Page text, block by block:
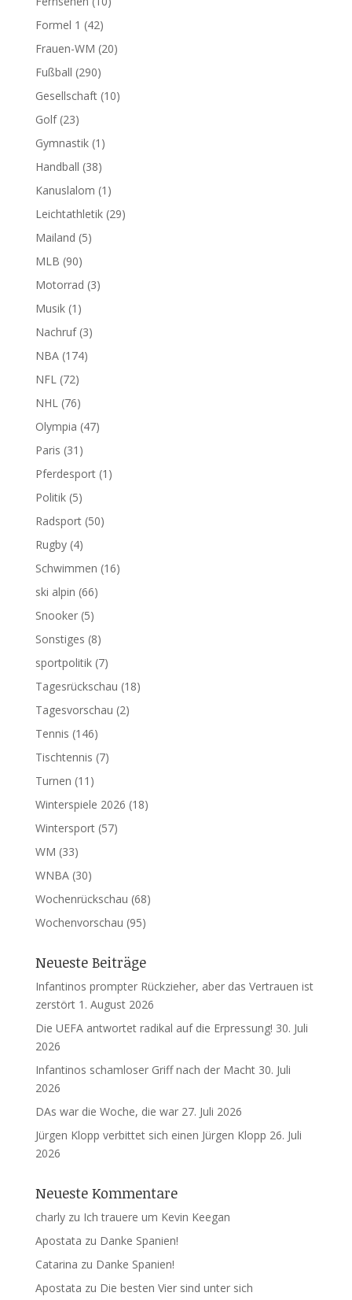
Formel 1 (42)
Frauen-WM (20)
Fußball (290)
Gesellschaft(10)
Golf(23)
Gymnastik(1)
Handball (38)
Kanuslalom (1)
Leichtathletik(29)
Mailand (5)
MLB (90)
Motorrad (3)
Musik(1)
Nachruf(3)
NBA(174)
NFL(72)
NHL(76)
Olympia (47)
Paris (31)
Pferdesport(1)
Politik(5)
Radsport(50)
Rugby(4)
Schwimmen (16)
ski alpin (66)
Snooker(5)
Sonstiges (8)
sportpolitik(7)
Tagesrückschau (18)
Tagesvorschau (2)
Tennis (146)
Tischtennis (7)
Turnen (11)
Winterspiele 2026 (18)
Wintersport(57)
WM (33)
WNBA(30)
Wochenrückschau (68)
Wochenvorschau (95)
Neueste Beiträge
Infantinos prompter Rückzieher, aber das Vertrauen ist
zerstört 1. August 2026
Die UEFA antwortet radikal auf die Erpressung! 30. Juli
2026
Infantinos schamloser Griff nach der Macht 30. Juli
2026
DAs war die Woche, die war 27. Juli 2026
Jürgen Klopp verbittet sich einen Jürgen Klopp 26. Juli
2026
Neueste Kommentare
charlyzu Ich trauere um Kevin Keegan
Apostata zu Danke Spanien!
Catarina zu Danke Spanien!
Apostata zu Die besten Vier sind unter sich